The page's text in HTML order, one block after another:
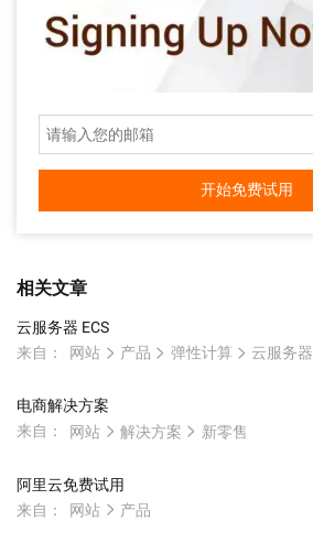
开始免费试用
相关文章
云服务器 ECS
来自：
网站 产品 弹性计算 云服务器
电商解决方案
来自：
网站 解决方案 新零售
阿里云免费试用
来自：
网站 产品